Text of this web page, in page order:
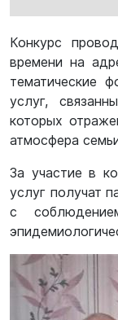
Конкурс
времени на
тематические
услуг,
которых
атмосфера
За участие в
услуг получат
с